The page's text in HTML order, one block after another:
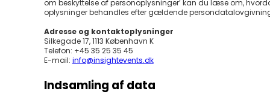
om beskyttelse af personoplysninger’ kan du læse om,
oplysninger behandles efter gældende
Adresse og kontaktoplysninger
Silkegade 17, 1113 København K
Telefon: +45 35 25 35 45
E-mail: info@insightevents.dk
Indsamling af data